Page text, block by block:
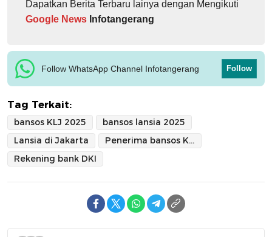
Dapatkan Berita Terbaru lainya dengan Mengikuti
Google News Infotangerang
Follow WhatsApp Channel Infotangerang Follow
Tag Terkait:
bansos KLJ 2025
bansos lansia 2025
Lansia di Jakarta
Penerima bansos KLJ
Rekening bank DKI